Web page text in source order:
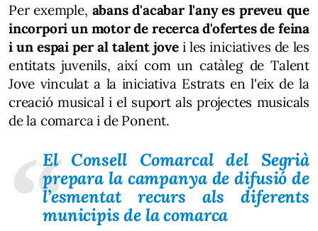
Per exemple, abans d'acabar l'any es preveu que
incorpori un motor de recerca d'ofertes de feina
i un espai per al talent jovei les iniciatives de les
entitats juvenils, així com un catàleg de Talent
Jove vinculat a la iniciativa Estrats en l'eix de la
creació musical i el suport als projectes musicals
de la comarca i de Ponent.
El Consell Comarcal del Segrià
prepara la campanya de difusió de
l’esmentat recurs als diferents
municipis de la comarca